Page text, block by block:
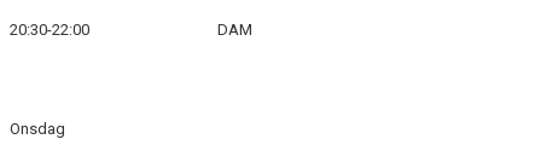
20:30-22:00 DAM
Onsdag